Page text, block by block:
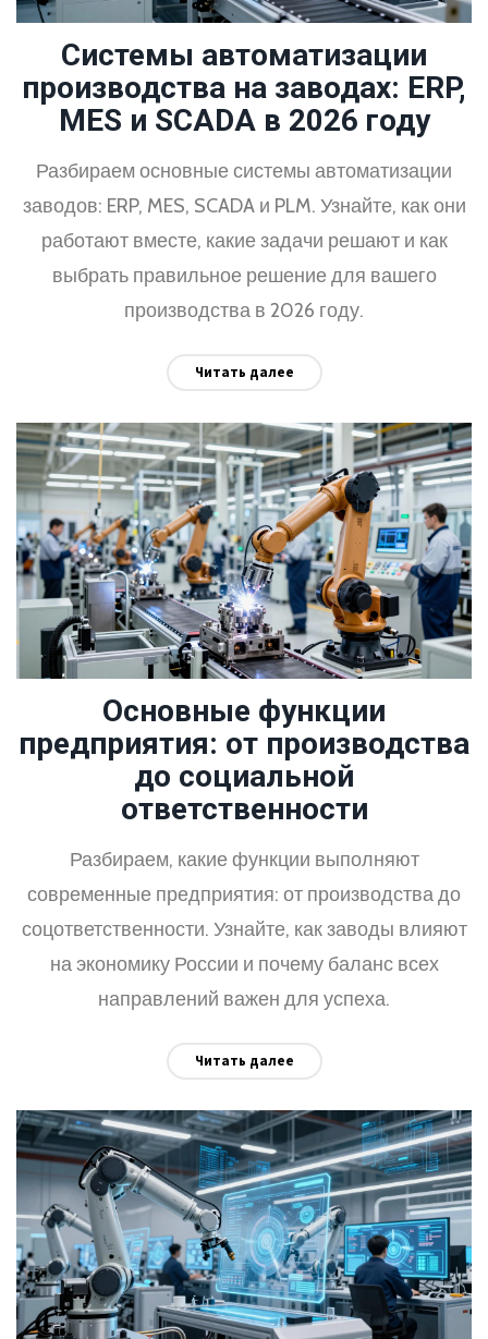
Системы автоматизации
производства на заводах: ERP,
MES и SCADA в 2026 году
Разбираем основные системы автоматизации
заводов: ERP, MES, SCADA и PLM. Узнайте, как они
работают вместе, какие задачи решают и как
выбрать правильное решение для вашего
производства в 2026 году.
Читать далее
Основные функции
предприятия: от производства
до социальной
ответственности
Разбираем, какие функции выполняют
современные предприятия: от производства до
соцответственности. Узнайте, как заводы влияют
на экономику России и почему баланс всех
направлений важен для успеха.
Читать далее